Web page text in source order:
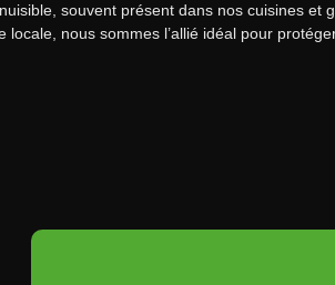
nuisible, souvent présent dans nos cuisines
nous sommes l’allié idéal pour